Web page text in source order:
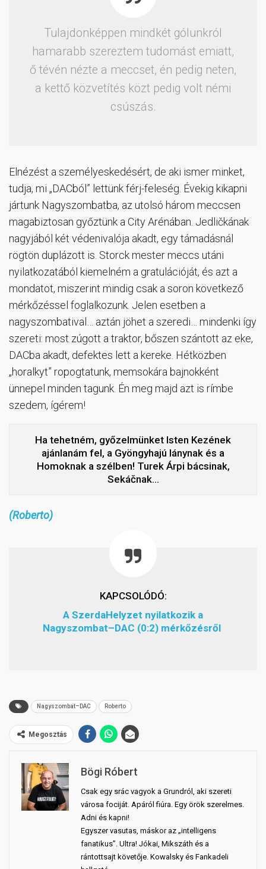
Tulajdonképpen mindkét gólunkról
hamarabb szereztem tudomást emiatt,
ő tévén nézte a meccset, én pedig neten,
a kettő közvetítés közt pedig volt némi
csúszás.
Elnézést a személyeskedésért, de aki ismer minket,
tudja, mi „DACból” lettünk férj-feleség. Évekig kikapni
jártunk Nagyszombatba, az utolsó három meccsen
magabiztosan győztünk a City Arénában. Jedličkának
nagyjából két védenivalója akadt, egy támadásnál
rögtön duplázott is. Storck mester meccs utáni
nyilatkozatából kiemelném a gratulációját, és azt a
mondatot, miszerint mindig csak a soron következő
mérkőzéssel foglalkozunk. Jelen esetben a
nagyszombatival… aztán jöhet a szeredi… mindenki így
szereti: most zúgott a traktor, bőszen szántott az eke,
DACba akadt, defektes lett a kereke. Hétközben
„horalkyt” ropogtatunk, memsokára bajnokként
ünnepel minden tagunk. Én meg majd azt is rímbe
szedem, ígérem!
Ha tehetném, győzelmünket Isten Kezének
ajánlanám fel, a Gyöngyhajú lánynak és a
Homoknak a szélben! Turek Árpi bácsinak,
Sekáčnak…
(Roberto)
KAPCSOLÓDÓ:
A SzerdaHelyzet nyilatkozik a
Nagyszombat–DAC (0:2) mérkőzésről
Nagyszombat–DAC Roberto
Megosztás
Bögi Róbert
Csak egy srác vagyok a Grundról, aki szereti
városa fociját. Apáról fiúra. Egy örök szerelmes.
Adni és kapni!
Egyszer vasutas, máskor az „intelligens
fanatikus”. Ultra! Jókai, Mikszáth és a
rántottsajt követője. Kowalsky és Fankadeli